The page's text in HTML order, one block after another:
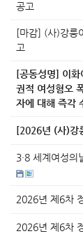
공고
[마감] (사)강릉
고
[공동성명] 이화
권적 여성혐오
자에 대해 즉각
[2026년 (사)강
3·8 세계여성
2026년 제6차
2026년 제6차